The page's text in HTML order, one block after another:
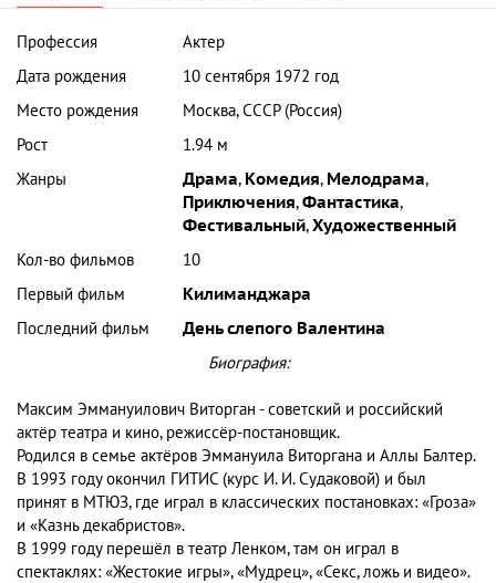
Профессия
Актер
Дата рождения
10 сентября 1972 год
Место рождения
Москва, СССР (Россия)
Рост
1.94 м
Жанры
Драма, Комедия, Мелодрама,
Приключения,Фантастика,
Фестивальный,Художественный
Кол-во фильмов
10
Первый фильм
Килиманджара
Последний фильм
День слепого Валентина
Биография:
Максим Эммануилович Виторган - советский и российский
актёр театра и кино, режиссёр-постановщик.
Родился в семье актёров Эммануила Виторгана и Аллы Балтер.
В 1993 году окончил ГИТИС (курс И. И. Судаковой) и был
принят в МТЮЗ, где играл в классических постановках: «Гроза»
и «Казнь декабристов».
В 1999 году перешёл в театр Ленком, там он играл в
спектаклях: «Жестокие игры», «Мудрец», «Секс, ложь и видео».